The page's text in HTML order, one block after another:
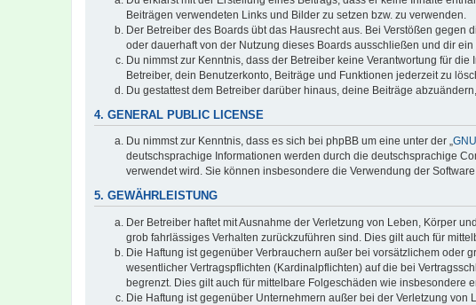
Beiträgen verwendeten Links und Bilder zu setzen bzw. zu verwenden.
Der Betreiber des Boards übt das Hausrecht aus. Bei Verstößen
oder dauerhaft von der Nutzung dieses Boards ausschließen und dir ein
Du nimmst zur Kenntnis, dass der Betreiber keine Verantwortung für
Betreiber, dein Benutzerkonto, Beiträge und Funktionen jederzeit zu
Du gestattest dem Betreiber darüber hinaus, deine Beiträge
4. GENERAL PUBLIC LICENSE
Du nimmst zur Kenntnis, dass es sich bei phpBB um eine unter der „
deutschsprachige Informationen werden durch die deutschsprachige
verwendet wird. Sie können insbesondere die Verwendung der
5. GEWÄHRLEISTUNG
Der Betreiber haftet mit Ausnahme der Verletzung von Leben, Körper
grob fahrlässiges Verhalten zurückzuführen sind. Dies gilt auch für
Die Haftung ist gegenüber Verbrauchern außer bei vorsätzlichem oder
wesentlicher Vertragspflichten (Kardinalpflichten) auf die bei
begrenzt. Dies gilt auch für mittelbare Folgeschäden wie insbesondere
Die Haftung ist gegenüber Unternehmern außer bei der Verletzung